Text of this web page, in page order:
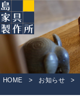
HOME > お知らせ >